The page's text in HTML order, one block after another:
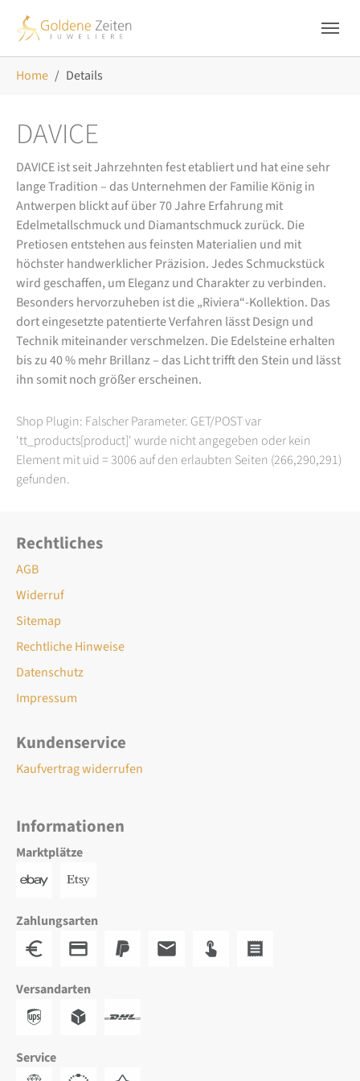
Home Details
DAVICE
DAVICE ist seit Jahrzehnten fest etabliert und hat eine sehr
lange Tradition – das Unternehmen der Familie König in
Antwerpen blickt auf über 70 Jahre Erfahrung mit
Edelmetallschmuck und Diamantschmuck zurück. Die
Pretiosen entstehen aus feinsten Materialien und mit
höchster handwerklicher Präzision. Jedes Schmuckstück
wird geschaffen, um Eleganz und Charakter zu verbinden.
Besonders hervorzuheben ist die „Riviera“-Kollektion. Das
dort eingesetzte patentierte Verfahren lässt Design und
Technik miteinander verschmelzen. Die Edelsteine erhalten
bis zu 40 % mehr Brillanz – das Licht trifft den Stein und lässt
ihn somit noch größer erscheinen.
Shop Plugin: Falscher Parameter. GET/POST var
'tt_products[product]' wurde nicht angegeben oder kein
Element mit uid = 3006 auf den erlaubten Seiten (266,290,291)
gefunden.
Rechtliches
AGB
Widerruf
Sitemap
Rechtliche Hinweise
Datenschutz
Impressum
Kundenservice
Kaufvertrag widerrufen
Informationen
Marktplätze
Zahlungsarten
Versandarten
Service